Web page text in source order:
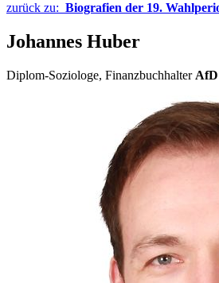
zurück zu: Biografien der 19.
Johannes Huber
Diplom-Soziologe, Finanzbuchhalter AfD